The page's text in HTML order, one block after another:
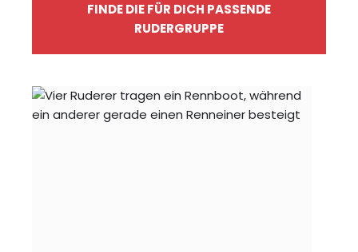
FINDE DIE FÜR DICH PASSENDE
RUDERGRUPPE